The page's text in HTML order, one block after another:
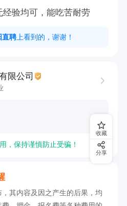
验均可，能吃苦耐劳
直聘 上看到的，谢谢！
限公司
，保持谨慎防止受骗！
其内容及因之产生的后果，均
收藏
分享